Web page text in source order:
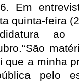
Em
quinta-feira
“São
que a minha
pelo